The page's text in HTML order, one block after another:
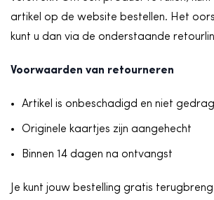
artikel op de website bestellen. Het
kunt u dan via de onderstaande
Voorwaarden van retourneren
Artikel is onbeschadigd en niet
Originele kaartjes zijn aangehecht
Binnen 14 dagen na ontvangst
Je kunt jouw bestelling gratis